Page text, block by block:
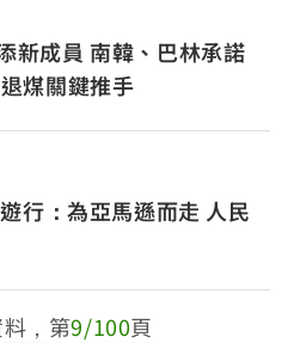
新成員 南韓、巴林承諾
煤關鍵推手
行：為亞馬遜而走 人民
，第9/100頁